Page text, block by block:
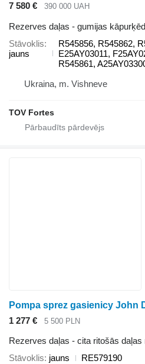
7 580 € 390 000 UAH
Rezerves daļas - gumijas
Stāvoklis
jauns
R545856, R545862,
E25AY03011,
R545861,
Ukraina, m. Vishneve
TOV Fortes
1 277 € 5 500 PLN
Rezerves daļas - cita ritošās daļas
Stāvoklis jauns
RE579190